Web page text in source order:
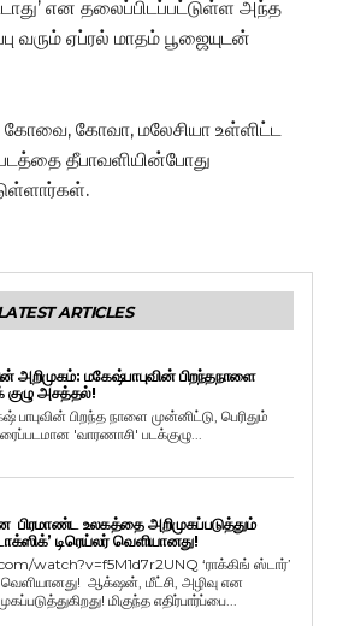
என தலைப்பிடப்பட்டுள்ள அந்த
வரும் ஏப்ரல் மாதம் பூஜையுடன்
கோவா, மலேசியா உள்ளிட்ட
தீபாவளியின்போது
ARTICLES
அறிமுகம்: மகேஷ்பாபுவின் பிறந்தநாளை
குழு அசத்தல்!
பாபுவின் பிறந்த நாளை முன்னிட்டு, பெரிதும்
'வாரணாசி' படக்குழு...
உலகத்தை அறிமுகப்படுத்தும்
டிரெய்லர் வெளியானது!
watch?v=f5M1d7r2UNQ ‘ராக்கிங் ஸ்டார்’
வெளியானது! ஆக்‌ஷன், மீட்சி, அழிவு என
பிரம்மாண்ட உலகத்தை அறிமுகப்படுத்துகிறது! மிகுந்த எதிர்பார்ப்பை...